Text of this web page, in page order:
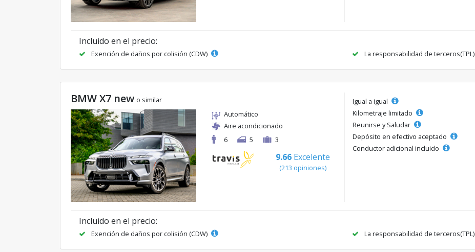
Incluido en el precio:
Exención de daños por colisión (CDW) La responsabilidad de terceros(TPL)
BMW X7 new o similar
Automático
Aire acondicionado
6
5 3
9.66 Excelente
(213 opiniones)
Igual a igual
Kilometraje limitado
Reunirse y Saludar
Depósito en efectivo aceptado
Conductor adicional incluido
Incluido en el precio:
Exención de daños por colisión (CDW) La responsabilidad de terceros(TPL)